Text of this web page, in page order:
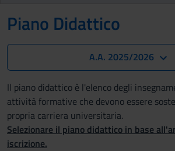
Piano Didattico
A.A. 2025/2026
Il piano didattico è l'elenco degli
attività formative che devono essere
propria carriera universitaria.
Selezionare il piano didattico in base
iscrizione.